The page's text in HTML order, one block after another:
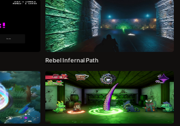
Rebel Infernal Path